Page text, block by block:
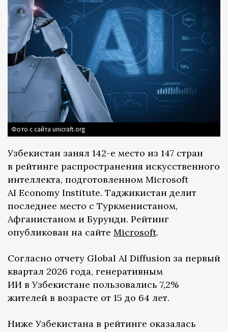
Фото с сайта unicraft.org
Узбекистан занял 142-е место из 147 стран
в рейтинге распространения искусственного
интеллекта, подготовленном Microsoft
AI Economy Institute. Таджикистан делит
последнее место с Туркменистаном,
Афганистаном и Бурунди. Рейтинг
опубликован на сайте Microsoft.
Согласно отчету Global AI Diffusion за первый
квартал 2026 года, генеративным
ИИ в Узбекистане пользовались 7,2%
жителей в возрасте от 15 до 64 лет.
Ниже Узбекистана в рейтинге оказалась